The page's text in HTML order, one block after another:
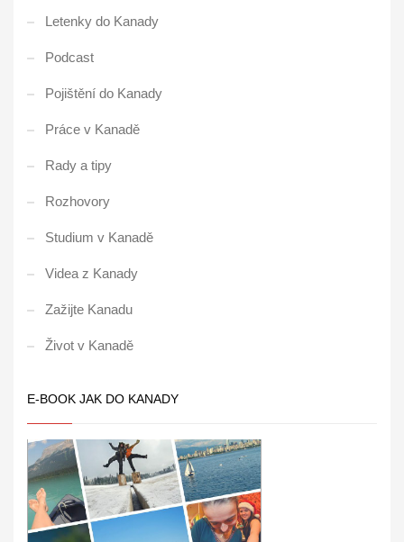
Letenky do Kanady
Podcast
Pojištění do Kanady
Práce v Kanadě
Rady a tipy
Rozhovory
Studium v Kanadě
Videa z Kanady
Zažijte Kanadu
Život v Kanadě
E-BOOK JAK DO KANADY